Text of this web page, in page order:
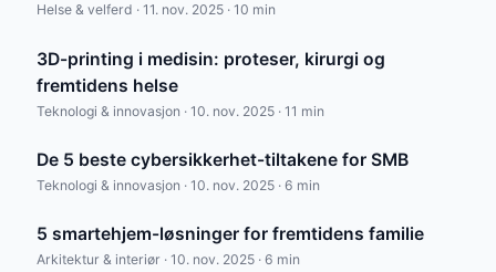
Helse & velferd · 11. nov. 2025 · 10 min
3D-printing i medisin: proteser, kirurgi og
fremtidens helse
Teknologi & innovasjon · 10. nov. 2025 · 11 min
De 5 beste cybersikkerhet-tiltakene for SMB
Teknologi & innovasjon · 10. nov. 2025 · 6 min
5 smartehjem-løsninger for fremtidens familie
Arkitektur & interiør · 10. nov. 2025 · 6 min